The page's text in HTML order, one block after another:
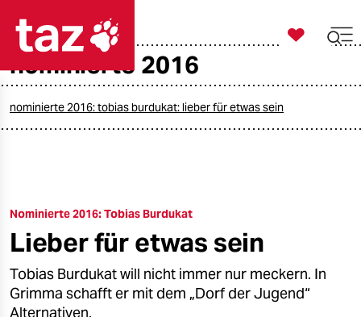
taz zahl ich
öko
gesellschaft
kultur

taz zahl ich
nominierte 2016
nominierte 2016: tobias burdukat: lieber für etwas sein
Nominierte 2016: Tobias Burdukat
Lieber für etwas sein
Tobias Burdukat will nicht immer nur meckern. In
Grimma schafft er mit dem „Dorf der Jugend“
Alternativen.